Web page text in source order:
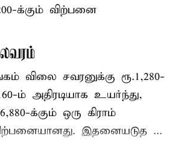
க்கும் விற்பனை
விலை சவரனுக்கு ரூ.1,280-
ம் அதிரடியாக உயர்ந்து,
க்கும் ஒரு கிராம்
இதனையடுத ...